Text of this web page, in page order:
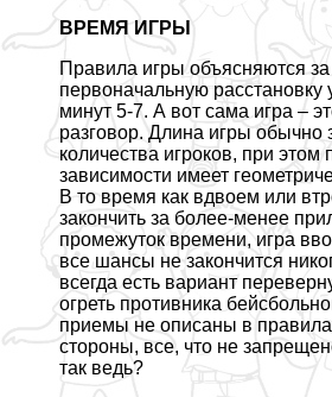
ВРЕМЯ ИГРЫ
Правила игры объясняются за
первоначальную расстановку
минут 5-7. А вот сама игра –
разговор. Длина игры обычно
количества игроков, при этом
зависимости имеет
В то время как вдвоем или
закончить за более-менее
промежуток времени, игра
все шансы не закончится
всегда есть вариант
огреть противника
приемы не описаны в
стороны, все, что не
так ведь?